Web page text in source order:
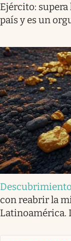
Ejército:
país y es un
Descubrimiento
con reabrir la
Latinoamérica.